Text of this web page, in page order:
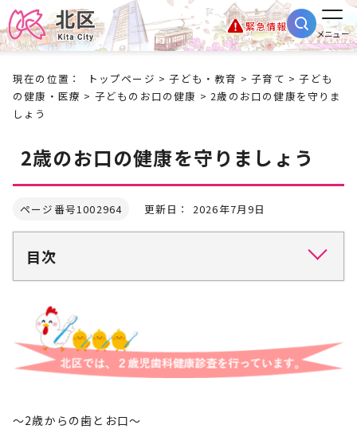
緊急情報
メニュー
現在の位置： トップページ >子ども・教育 >子育て >子ども
の健康・医療 > 子どものお口の健康 > 2歳のお口の健康を守りま
しょう
2歳のお口の健康を守りましょう
ページ番号1002964 更新日： 2026年7月9日
目次
～2歳からの歯とお口～